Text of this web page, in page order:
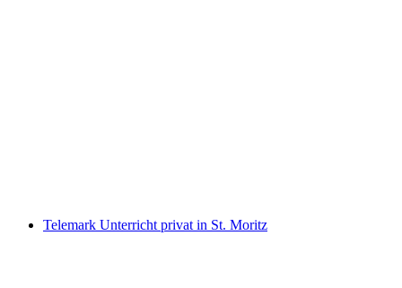
Telemark Unterricht privat in St. Moritz